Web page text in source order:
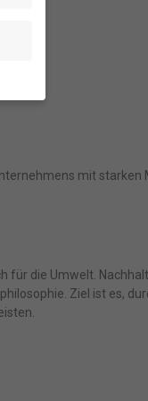
mit starken
für die Umwelt.
Ziel ist es,